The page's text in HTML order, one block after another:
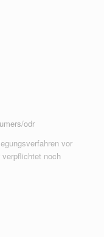
odr
vor
noch